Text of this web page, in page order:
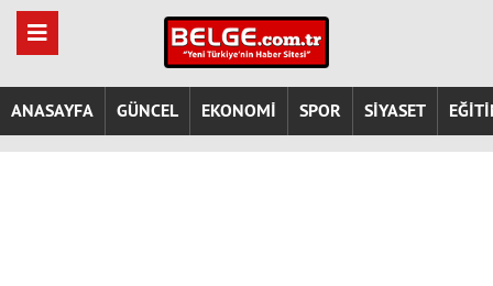
ANASAYFA GÜNCEL EKONOMİ SPOR SİYASET